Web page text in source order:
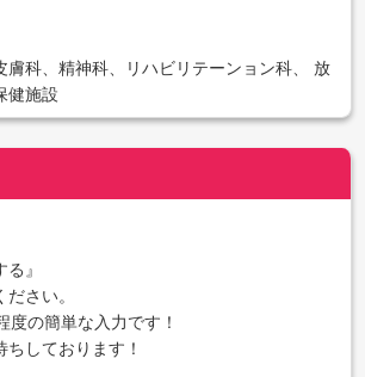
膚科、精神科、リハビリテーンョン科、 放
健施設
』
さい。
度の簡単な入力です！
しております！